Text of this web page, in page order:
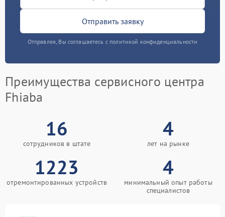
Отправить заявку
Отправляя, Вы соглашаетесь с политикой конфиденциальности
Преимущества сервисного центра
Fhiaba
16
сотрудников в штате
4
лет на рынке
1223
отремонтированных устройств
4
минимальный опыт работы
специалистов